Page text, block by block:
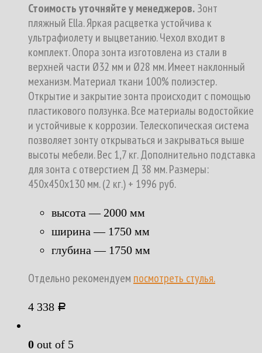
Стоимость уточняйте у менеджеров.Зонт
пляжный Ella. Яркая расцветка устойчива к
ультрафиолету и выцветанию. Чехол входит в
комплект. Опора зонта изготовлена из стали в
верхней части Ø32 мм и Ø28 мм. Имеет наклонный
механизм. Материал ткани 100% полиэстер.
Открытие и закрытие зонта происходит с помощью
пластикового ползунка. Все материалы водостойкие
и устойчивые к коррозии. Телескопическая система
позволяет зонту открываться и закрываться выше
высоты мебели. Вес 1,7 кг. Дополнительно подставка
для зонта с отверстием Д 38 мм. Размеры:
450х450х130 мм. (2 кг.) + 1996 руб.
высота — 2000 мм
ширина — 1750 мм
глубина — 1750 мм
Отдельно рекомендуем посмотреть стулья.
4 338 Р
0 out of 5